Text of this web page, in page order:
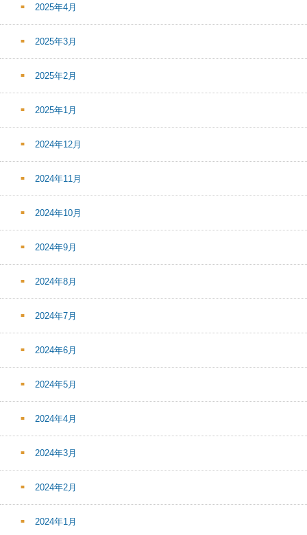
2025年4月
2025年3月
2025年2月
2025年1月
2024年12月
2024年11月
2024年10月
2024年9月
2024年8月
2024年7月
2024年6月
2024年5月
2024年4月
2024年3月
2024年2月
2024年1月